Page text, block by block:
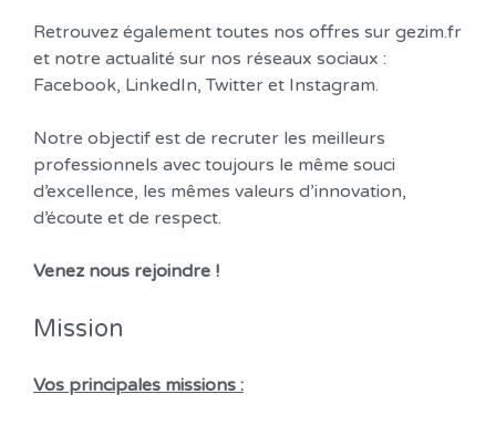
Retrouvez également toutes nos offres sur gezim.fr
et notre actualité sur nos réseaux sociaux :
Facebook, LinkedIn, Twitter et Instagram.
Notre objectif est de recruter les meilleurs
professionnels avec toujours le même souci
d’excellence, les mêmes valeurs d’innovation,
d’écoute et de respect.
Venez nous rejoindre !
Mission
Vos principales missions :